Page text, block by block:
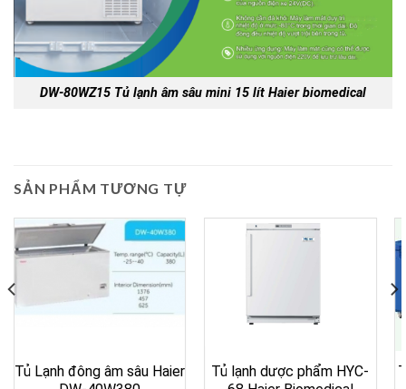
DW-80WZ15 Tủ lạnh âm sâu mini 15 lít Haier biomedical
SẢN PHẨM TƯƠNG TỰ
Tủ Lạnh đông âm sâu Haier
Tủ lạnh dược phẩm HYC-